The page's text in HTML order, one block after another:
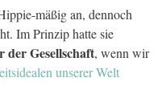
mäßig an, dennoch
Im Prinzip hatte sie
der Gesellschaft, wenn wir
unserer Welt